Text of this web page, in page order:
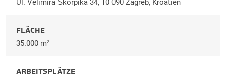
Ul. Velimira Škorpika 34, 10 090 Zagreb, Kroatien
FLÄCHE
35.000 m2
ARBEITSPLÄTZE